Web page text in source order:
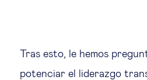
Tras esto, le hemos
potenciar el liderazgo